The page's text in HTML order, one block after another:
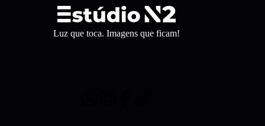
Luz que toca. Imagens que ficam!